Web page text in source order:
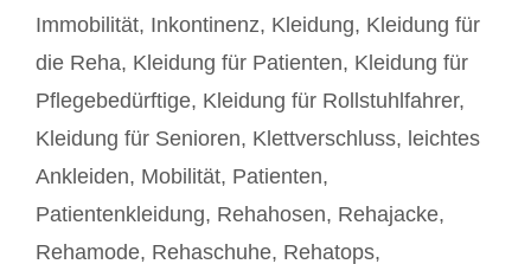
Immobilität, Inkontinenz, Kleidung, Kleidung für
die Reha, Kleidung für Patienten, Kleidung für
Pflegebedürftige, Kleidung für Rollstuhlfahrer,
Kleidung für Senioren, Klettverschluss, leichtes
Ankleiden, Mobilität, Patienten,
Patientenkleidung, Rehahosen, Rehajacke,
Rehamode, Rehaschuhe, Rehatops,